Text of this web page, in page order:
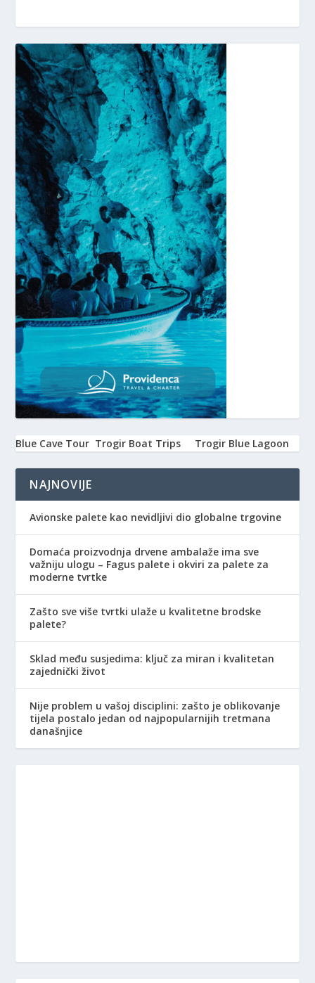
Blue Cave Tour Trogir Boat Trips Trogir Blue Lagoon
NAJNOVIJE
Avionske palete kao nevidljivi dio globalne trgovine
Domaća proizvodnja drvene ambalaže ima sve
važniju ulogu – Fagus palete i okviri za palete za
moderne tvrtke
Zašto sve više tvrtki ulaže u kvalitetne brodske
palete?
Sklad među susjedima: ključ za miran i kvalitetan
zajednički život
Nije problem u vašoj disciplini: zašto je oblikovanje
tijela postalo jedan od najpopularnijih tretmana
današnjice